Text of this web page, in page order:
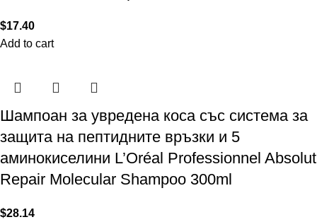
$17.40
Add to cart
Шампоан за увредена коса със система за
защита на пептидните връзки и 5
аминокиселини L’Oréal Professionnel Absolut
Repair Molecular Shampoo 300ml
$28.14